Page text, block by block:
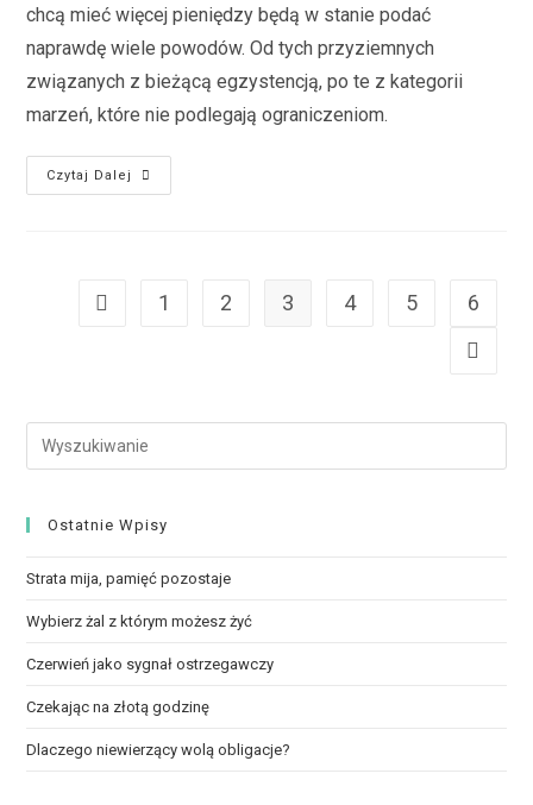
chcą mieć więcej pieniędzy będą w stanie podać
naprawdę wiele powodów. Od tych przyziemnych
związanych z bieżącą egzystencją, po te z kategorii
marzeń, które nie podlegają ograniczeniom.
Czytaj Dalej
1 2 3 4 5 6
Ostatnie Wpisy
Strata mija, pamięć pozostaje
Wybierz żal z którym możesz żyć
Czerwień jako sygnał ostrzegawczy
Czekając na złotą godzinę
Dlaczego niewierzący wolą obligacje?